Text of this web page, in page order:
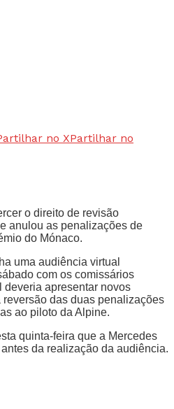
no XPartilhar no
o direito de revisão
anulou as penalizações de
do Mónaco.
uma audiência virtual
com os comissários
deveria apresentar novos
das duas penalizações
ao piloto da Alpine.
quinta-feira que a Mercedes
da realização da audiência.